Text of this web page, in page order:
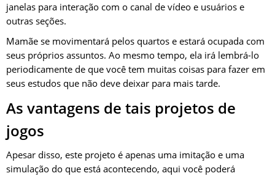
janelas para interação com o canal de vídeo e usuários e
outras seções.
Mamãe se movimentará pelos quartos e estará ocupada com
seus próprios assuntos. Ao mesmo tempo, ela irá lembrá-lo
periodicamente de que você tem muitas coisas para fazer em
seus estudos que não deve deixar para mais tarde.
As vantagens de tais projetos de
jogos
Apesar disso, este projeto é apenas uma imitação e uma
simulação do que está acontecendo, aqui você poderá